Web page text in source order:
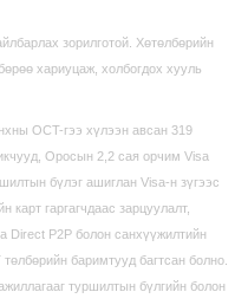
зорилготой. Хөтөлбөрийн
хариуцаж, холбогдох хууль
OCT-гээ хүлээн авсан 319
Оросын 2,2 сая орчим Visa
бүлэг ашиглан Visa-н зүгээс
карт гаргагчдаас зарцуулалт,
Direct P2P болон санхүүжилтийн
баримтууд багтсан болно.
туршилтын бүлгийн болон